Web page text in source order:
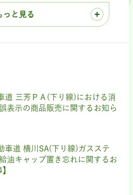
っと見る
道 三芳ＰＡ(下り線)における消
表示の商品販売に関するお知ら
車道 横川SA(下り線)ガスステ
油キャップ置き忘れに関するお